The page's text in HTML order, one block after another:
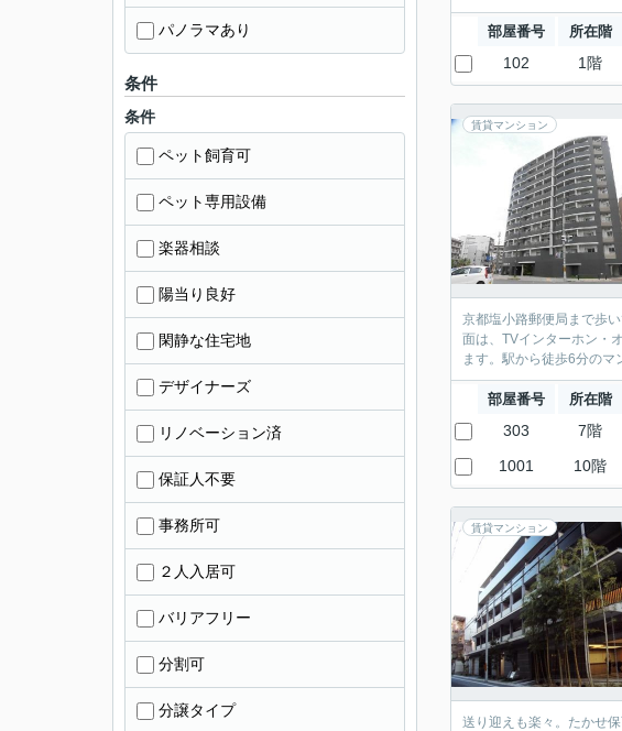
部屋番号 所在階
102 1階
賃貸マンション
京都塩小路郵便局まで歩
面は、TVインターホン・
ます。駅から徒歩6分の
部屋番号 所在階
303 7階
1001 10階
賃貸マンション
送り迎えも楽々。たかせ
パノラマあり
条件
条件
ペット飼育可
ペット専用設備
楽器相談
陽当り良好
閑静な住宅地
デザイナーズ
リノベーション済
保証人不要
事務所可
２人入居可
バリアフリー
分割可
分譲タイプ